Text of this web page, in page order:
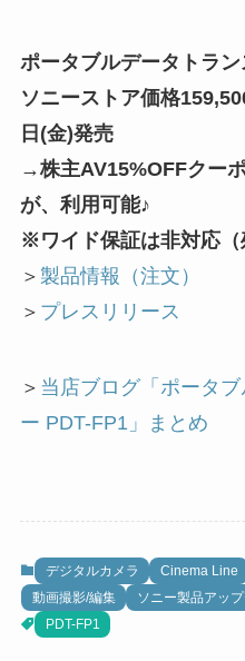
ポータブルデータトラン
ソニーストア価格
日(金)発売
→株主AV15%OFFクー
が、利用可能♪
※ワイド保証は非対応（
＞ 製品情報（注文）
＞ プレスリリース
＞ 当店ブログ「ポータ
ー PDT-FP1」まとめ
デジタルカメラ Cinema Line
動画撮影/編集
ソニー製品アッ
PDT-FP1